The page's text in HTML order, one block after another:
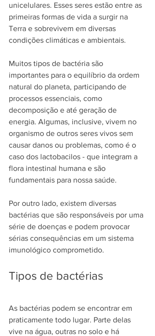
unicelulares. Esses seres estão entre as
primeiras formas de vida a surgir na
Terra e sobrevivem em diversas
condições climáticas e ambientais.
Muitos tipos de bactéria são
importantes para o equilíbrio da ordem
natural do planeta, participando de
processos essenciais, como
decomposição e até geração de
energia. Algumas, inclusive, vivem no
organismo de outros seres vivos sem
causar danos ou problemas, como é o
caso dos lactobacilos - que integram a
flora intestinal humana e são
fundamentais para nossa saúde.
Por outro lado, existem diversas
bactérias que são responsáveis por uma
série de doenças e podem provocar
sérias consequências em um sistema
imunológico comprometido.
Tipos de bactérias
As bactérias podem se encontrar em
praticamente todo lugar. Parte delas
vive na água, outras no solo e há